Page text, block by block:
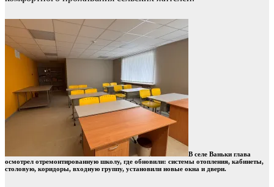
В селе Ваньки глава
осмотрел отремонтированную школу, где обновили: системы отопления, кабинеты,
столовую, коридоры, входную группу, установили новые окна и двери.